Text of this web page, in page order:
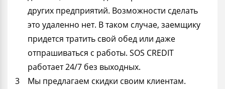
других предприятий. Возможности сделать
это удаленно нет. В таком случае, заемщику
придется тратить свой обед или даже
отпрашиваться с работы. SOS CREDIT
работает 24/7 без выходных.
Мы предлагаем скидки своим клиентам.